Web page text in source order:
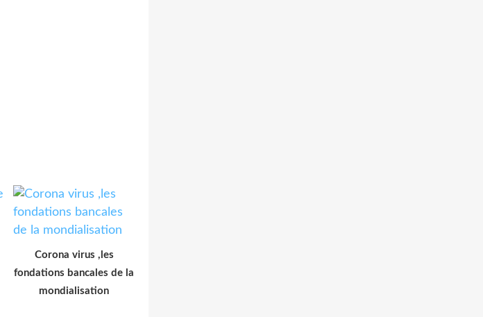
Corona virus ,les
fondations bancales de la
mondialisation